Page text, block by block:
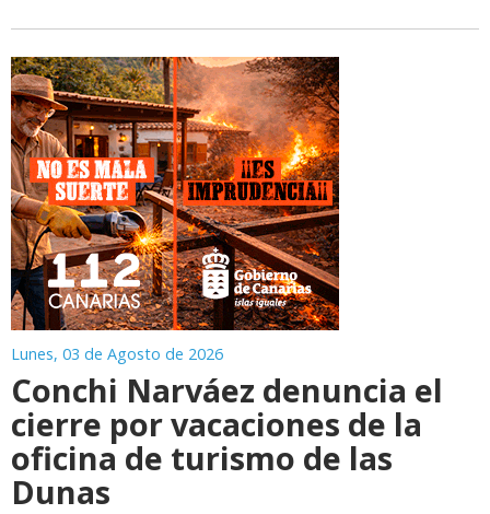
Lunes, 03 de Agosto de 2026
Conchi Narváez denuncia el
cierre por vacaciones de la
oficina de turismo de las
Dunas